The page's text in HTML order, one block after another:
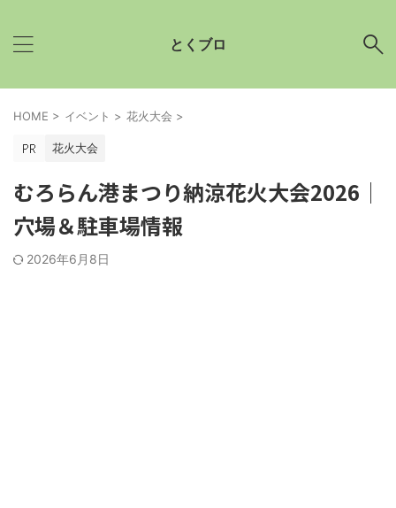
とくブロ
HOME > イベント > 花火大会 >
花火大会
むろらん港まつり納涼花火大会2026│
穴場＆駐車場情報
2026年6月8日